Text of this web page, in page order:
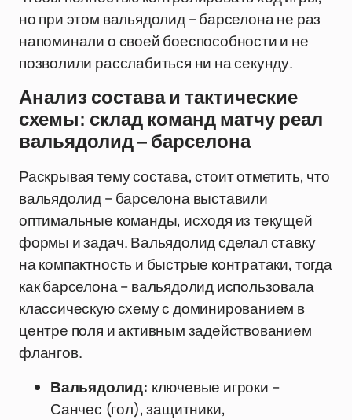
но при этом вальядолид – барселона не раз
напоминали о своей боеспособности и не
позволили расслабиться ни на секунду.
Анализ состава и тактические
схемы: склад команд матчу реал
вальядолид – барселона
Раскрывая тему состава, стоит отметить, что
вальядолид – барселона выставили
оптимальные команды, исходя из текущей
формы и задач. Вальядолид сделал ставку
на компактность и быстрые контратаки, тогда
как барселона – вальядолид использовала
классическую схему с доминированием в
центре поля и активным задействованием
флангов.
Вальядолид: ключевые игроки –
Санчес (гол), защитники,